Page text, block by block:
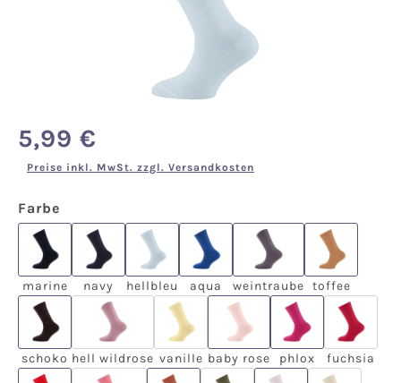
Regulärer Preis:
5,99 €
Preise inkl. MwSt. zzgl. Versandkosten
Farbe
marine
marine
navy
navy
hellbleu
hellbleu
aqua
aqua
weintraube
weintraube
toffee
toffee
schoko
schoko
hell wildrose
(Diese Option ist zurzeit nicht verfügbar.)
hell wildrose
vanille
(Diese Option ist zurzeit nicht
vanille
baby rose
baby rose
phlox
phlox
fuchsia
(Diese
fuchsia